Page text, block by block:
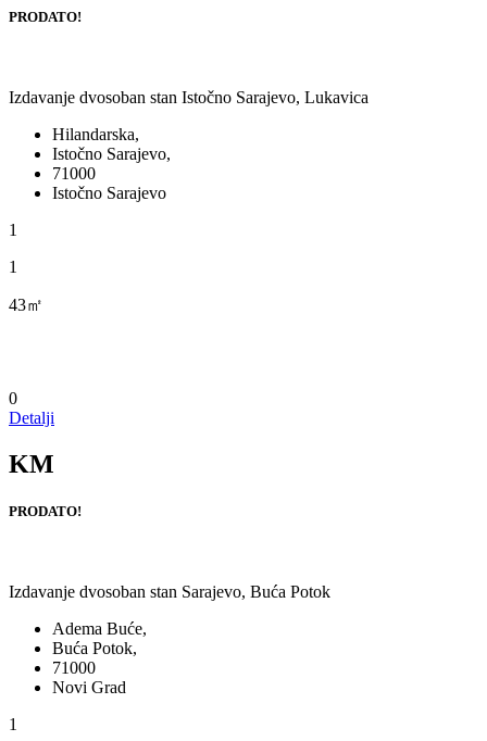
PRODATO!
Izdavanje dvosoban stan Istočno Sarajevo, Lukavica
Hilandarska,
Istočno Sarajevo,
71000
Istočno Sarajevo
1
1
43㎡
0
Detalji
KM
PRODATO!
Izdavanje dvosoban stan Sarajevo, Buća Potok
Adema Buće,
Buća Potok,
71000
Novi Grad
1